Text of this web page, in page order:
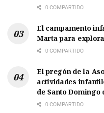
0 COMPARTIDO
El campamento
Marta para
0 COMPARTIDO
El pregón de la
actividades
de Santo Domingo
0 COMPARTIDO